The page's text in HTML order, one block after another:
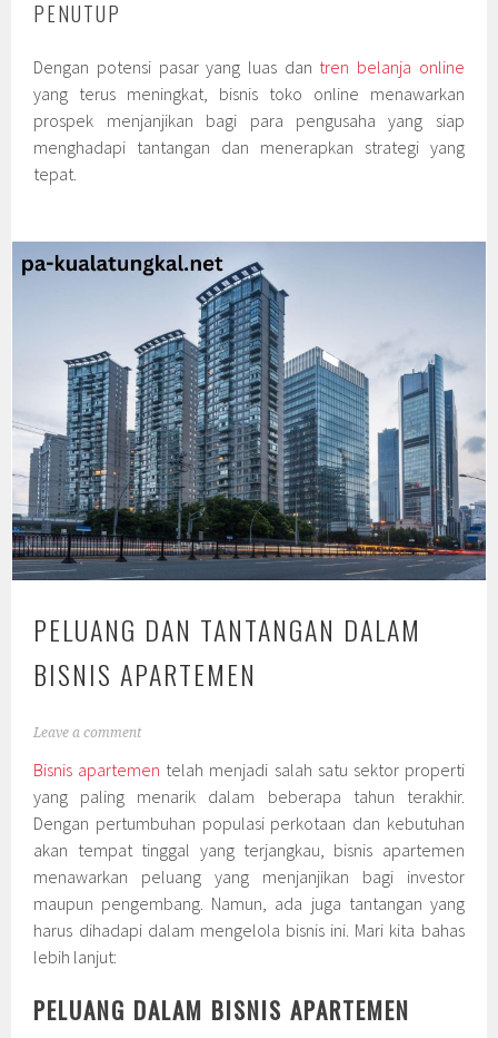
PENUTUP
Dengan potensi pasar yang luas dan tren belanja online
yang terus meningkat, bisnis toko online menawarkan
prospek menjanjikan bagi para pengusaha yang siap
menghadapi tantangan dan menerapkan strategi yang
tepat.
PELUANG DAN TANTANGAN DALAM
BISNIS APARTEMEN
Leave a comment
Bisnis apartemen telah menjadi salah satu sektor properti
yang paling menarik dalam beberapa tahun terakhir.
Dengan pertumbuhan populasi perkotaan dan kebutuhan
akan tempat tinggal yang terjangkau, bisnis apartemen
menawarkan peluang yang menjanjikan bagi investor
maupun pengembang. Namun, ada juga tantangan yang
harus dihadapi dalam mengelola bisnis ini. Mari kita bahas
lebih lanjut:
PELUANG DALAM BISNIS APARTEMEN